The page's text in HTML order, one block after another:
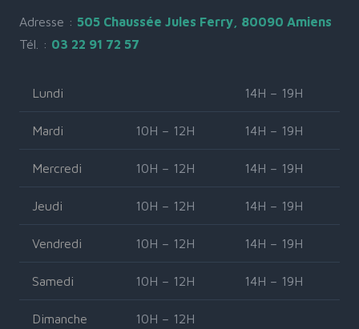
Adresse : 505 Chaussée Jules Ferry, 80090 Amiens
Tél. : 03 22 91 72 57
Lundi 14H – 19H
Mardi 10H – 12H 14H – 19H
Mercredi 10H – 12H 14H – 19H
Jeudi 10H – 12H 14H – 19H
Vendredi 10H – 12H 14H – 19H
Samedi 10H – 12H 14H – 19H
Dimanche 10H – 12H